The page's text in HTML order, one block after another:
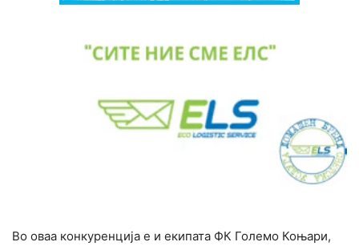
Во оваа конкуренција е и екипата ФК Големо Коњари,